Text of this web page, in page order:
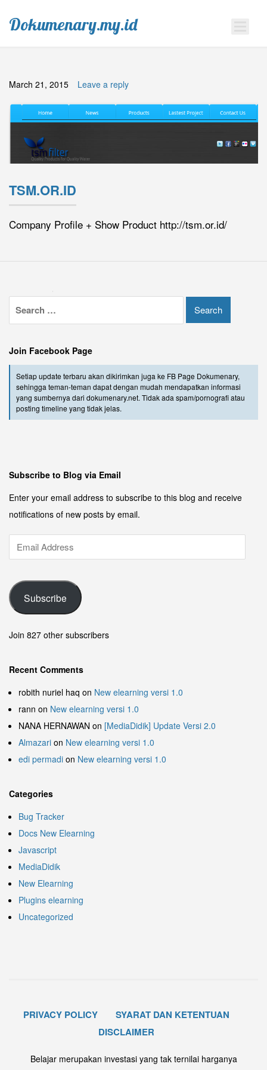
Dokumenary.my.id
March 21, 2015 Leave a reply
TSM.OR.ID
Company Profile + Show Product http://tsm.or.id/
Join Facebook Page
Setiap update terbaru akan dikirimkan juga ke FB Page Dokumenary,
sehingga teman-teman dapat dengan mudah mendapatkan informasi
yang sumbernya dari dokumenary.net. Tidak ada spam/pornografi atau
posting timeline yang tidak jelas.
Subscribe to Blog via Email
Enter your email address to subscribe to this blog and receive
notifications of new posts by email.
Subscribe
Join 827 other subscribers
Recent Comments
robith nuriel haq on New elearning versi 1.0
rann on New elearning versi 1.0
NANA HERNAWAN on [MediaDidik] Update Versi 2.0
Almazari on New elearning versi 1.0
edi permadi on New elearning versi 1.0
Categories
Bug Tracker
Docs New Elearning
Javascript
MediaDidik
New Elearning
Plugins elearning
Uncategorized
PRIVACY POLICY
SYARAT DAN KETENTUAN
DISCLAIMER
Belajar merupakan investasi yang tak ternilai harganya